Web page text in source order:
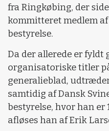
fra Ringkøbing, der
kommitteret medlem
bestyrelse.
Da der allerede er fyldt
organisatoriske titler
generalieblad,
samtidig af Dansk
bestyrelse, hvor han
afløses han af Erik